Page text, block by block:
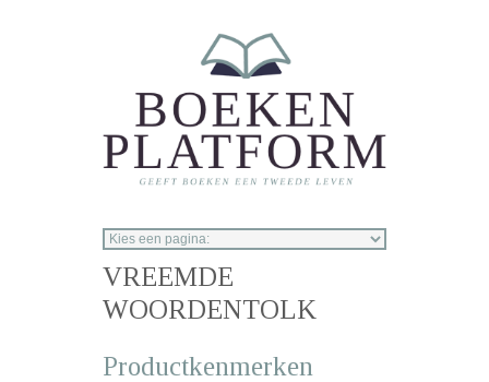
VREEMDE
WOORDENTOLK
Productkenmerken